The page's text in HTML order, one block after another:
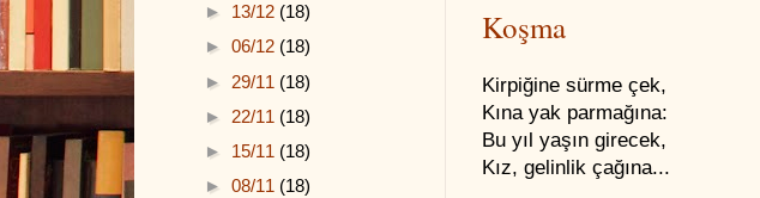
Koşma
Kirpiğine sürme çek,
Kına yak parmağına:
Bu yıl yaşın girecek,
Kız, gelinlik çağına...
► 13/12 (18)
► 06/12 (18)
► 29/11 (18)
► 22/11 (18)
► 15/11 (18)
► 08/11 (18)